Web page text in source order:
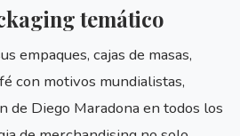
temático
empaques, cajas de masas,
con motivos mundialistas,
de Diego Maradona en todos los